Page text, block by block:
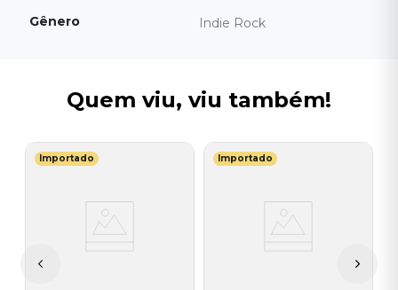
Gênero Indie Rock
Quem viu, viu também!
Importado Importado